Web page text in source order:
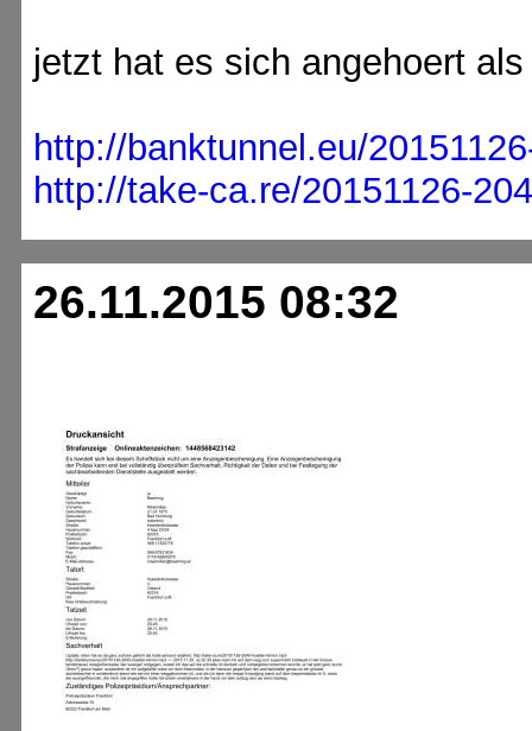
jetzt hat es sich angehoert
http://banktunnel.eu/
http://take-ca.re/20151126-
26.11.2015 08:32